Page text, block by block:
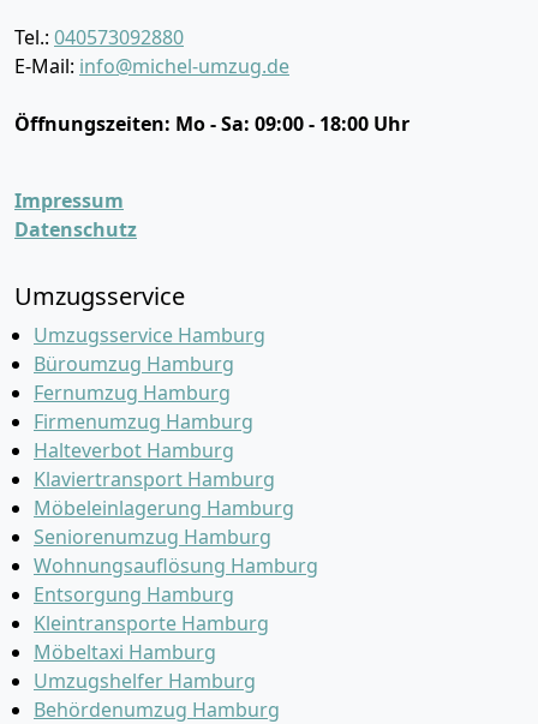
Tel.: 040573092880
E-Mail: info@michel-umzug.de
Öffnungszeiten: Mo - Sa: 09:00 - 18:00 Uhr
Impressum
Datenschutz
Umzugsservice
Umzugsservice Hamburg
Büroumzug Hamburg
Fernumzug Hamburg
Firmenumzug Hamburg
Halteverbot Hamburg
Klaviertransport Hamburg
Möbeleinlagerung Hamburg
Seniorenumzug Hamburg
Wohnungsauflösung Hamburg
Entsorgung Hamburg
Kleintransporte Hamburg
Möbeltaxi Hamburg
Umzugshelfer Hamburg
Behördenumzug Hamburg